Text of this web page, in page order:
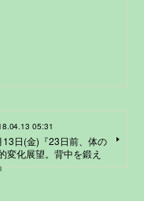
05:31
13日(金)『23日前、体の
変化展望。背中を鍛え